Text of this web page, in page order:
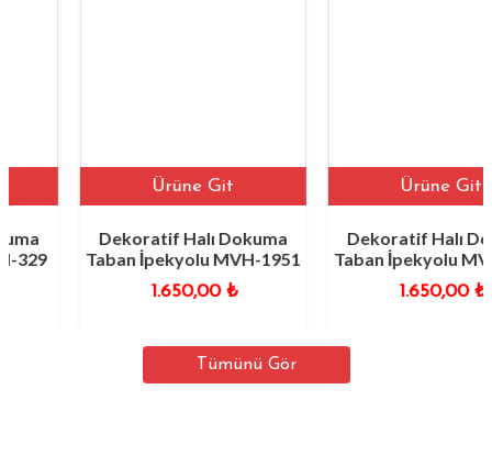
Ürüne Git
Dekoratif Halı Dokuma
Taban İpekyolu MVH-1951
1.650,00₺
Ürüne Git
Dekoratif Halı Dokuma
Taban İpekyolu MVH-
1.650,00₺
Tümünü Gör